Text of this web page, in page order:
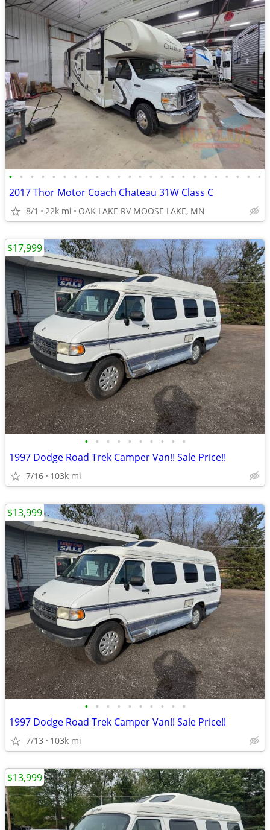
• • • • • • • • • • • • • • • • • • • • • • • •
2017 Thor Motor Coach Chateau 31W Class C
8/1 22k mi OAK LAKE RV MOOSE LAKE, MN
• • • • • • • • • •
1997 Dodge Road Trek Camper Van!! Sale Price!!
7/16 103k mi
$17,999
• • • • • • • • • •
1997 Dodge Road Trek Camper Van!! Sale Price!!
7/13 103k mi
$13,999
$13,999